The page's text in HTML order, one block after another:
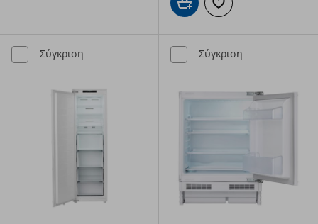
Προσθήκη στο καλάθι
Προσθήκη στα
Σύγκριση Σύγκριση